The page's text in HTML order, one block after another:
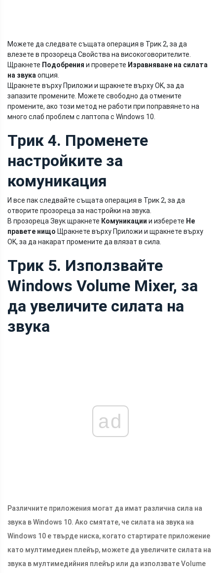
Можете да следвате същата операция в Трик 2, за да
влезете в прозореца Свойства на високоговорителите.
Щракнете Подобрения и проверете Изравняване на силата
на звука опция.
Щракнете върху Приложи и щракнете върху OK, за да
запазите промените. Можете свободно да отмените
промените, ако този метод не работи при поправянето на
много слаб проблем с лаптопа с Windows 10.
Трик 4. Променете
настройките за
комуникация
И все пак следвайте същата операция в Трик 2, за да
отворите прозореца за настройки на звука.
В прозореца Звук щракнете Комуникации и изберете Не
правете нищо Щракнете върху Приложи и щракнете върху
OK, за да накарат промените да влязат в сила.
Трик 5. Използвайте
Windows Volume Mixer, за
да увеличите силата на
звука
ad
Различните приложения могат да имат различна сила на
звука в Windows 10. Ако смятате, че силата на звука на
Windows 10 е твърде ниска, когато стартирате приложение
като мултимедиен плейър, можете да увеличите силата на
звука в мултимедийния плейър или да използвате Volume